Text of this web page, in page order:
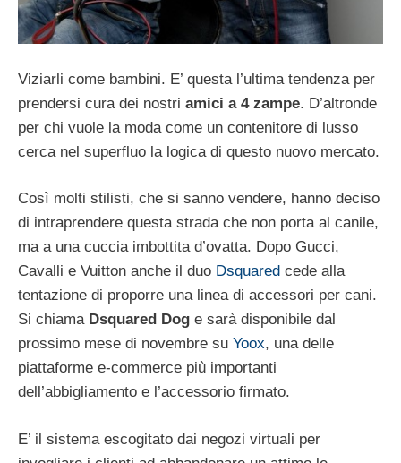
Viziarli come bambini. E’ questa l’ultima tendenza per
prendersi cura dei nostri amici a 4 zampe. D’altronde
per chi vuole la moda come un contenitore di lusso
cerca nel superfluo la logica di questo nuovo mercato.
Così molti stilisti, che si sanno vendere, hanno deciso
di intraprendere questa strada che non porta al canile,
ma a una cuccia imbottita d’ovatta. Dopo Gucci,
Cavalli e Vuitton anche il duo Dsquared cede alla
tentazione di proporre una linea di accessori per cani.
Si chiama Dsquared Dog e sarà disponibile dal
prossimo mese di novembre su Yoox, una delle
piattaforme e-commerce più importanti
dell’abbigliamento e l’accessorio firmato.
E’ il sistema escogitato dai negozi virtuali per